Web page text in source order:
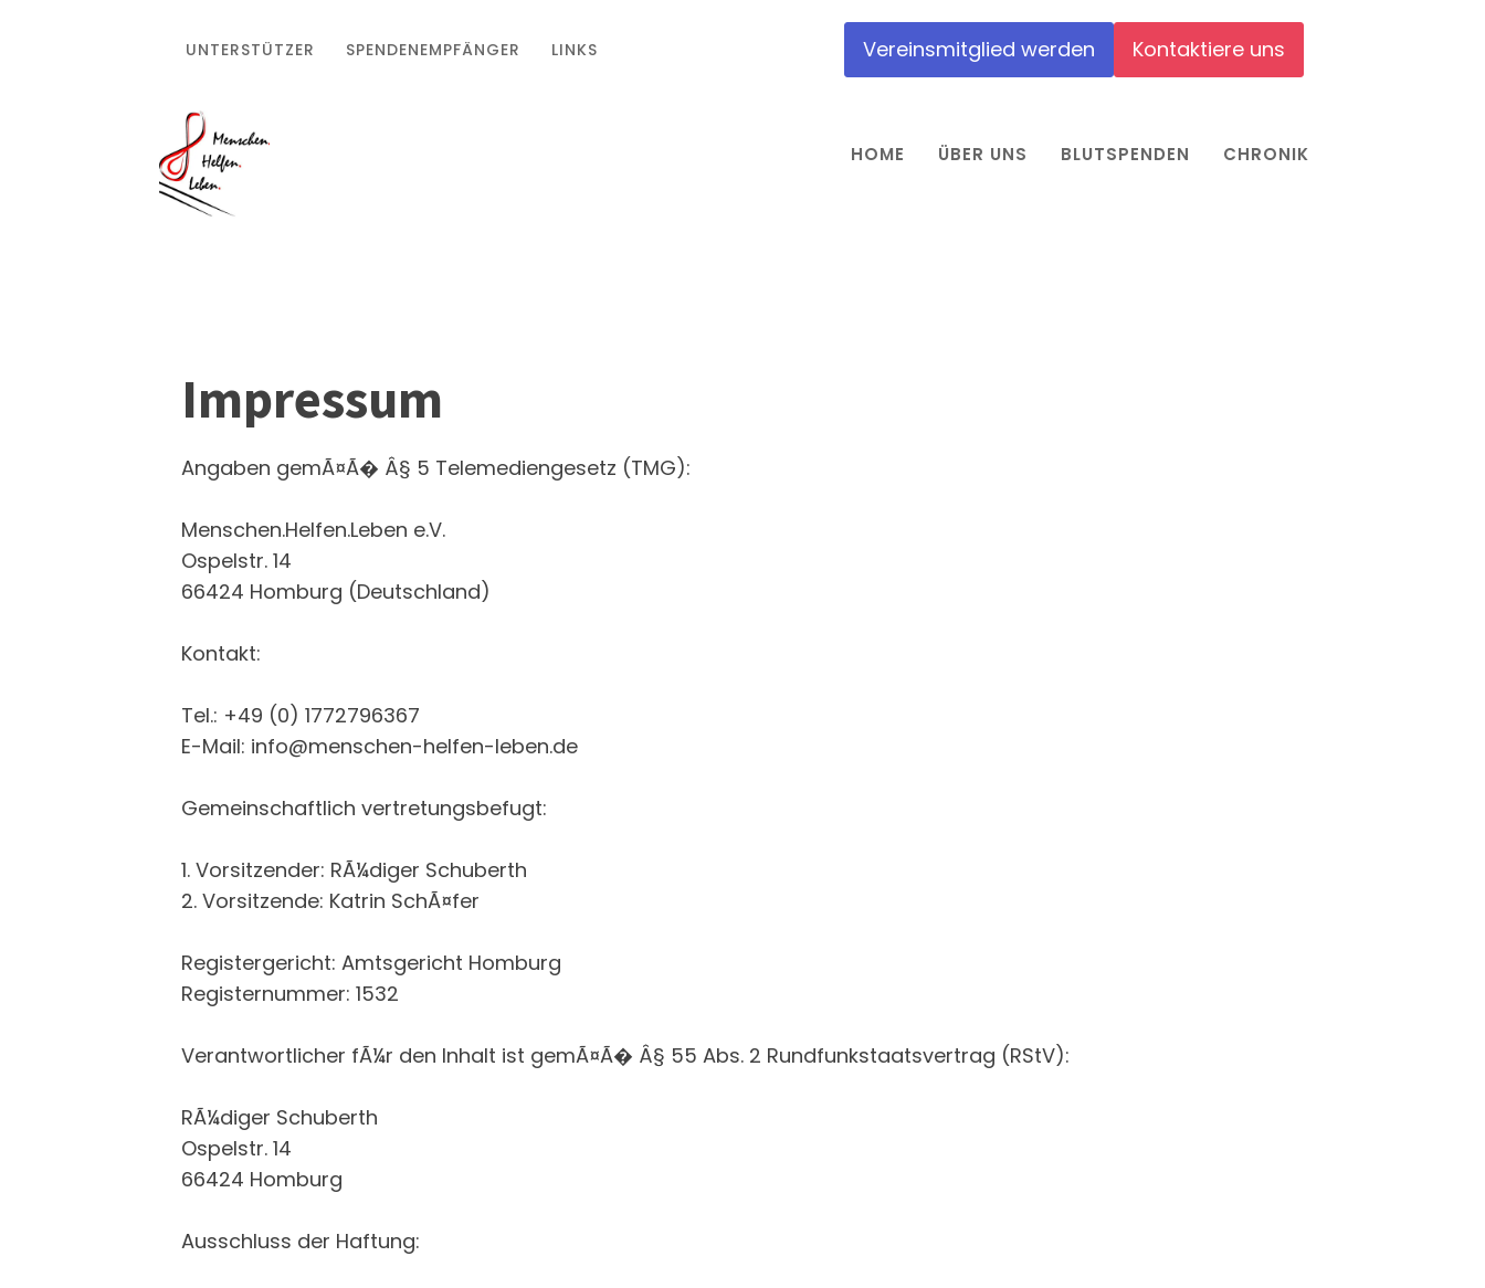
UNTERSTÜTZER SPENDENEMPFÄNGER LINKS Vereinsmitglied werden Kontaktiere uns
HOME ÜBER UNS BLUTSPENDEN CHRONIK
Impressum
Angaben gemÃ¤Ã� Â§ 5 Telemediengesetz (TMG):
Menschen.Helfen.Leben e.V.
Ospelstr. 14
66424 Homburg (Deutschland)
Kontakt:
Tel.: +49 (0) 1772796367
E-Mail: info@menschen-helfen-leben.de
Gemeinschaftlich vertretungsbefugt:
1. Vorsitzender: RÃ¼diger Schuberth
2. Vorsitzende: Katrin SchÃ¤fer
Registergericht: Amtsgericht Homburg
Registernummer: 1532
Verantwortlicher fÃ¼r den Inhalt ist gemÃ¤Ã� Â§ 55 Abs. 2 Rundfunkstaatsvertrag (RStV):
RÃ¼diger Schuberth
Ospelstr. 14
66424 Homburg
Ausschluss der Haftung: